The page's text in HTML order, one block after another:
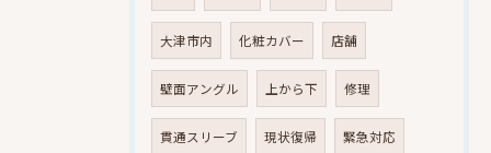
大津市内 化粧カバー 店舗
壁面アングル 上から下 修理
貫通スリーブ 現状復帰 緊急対応